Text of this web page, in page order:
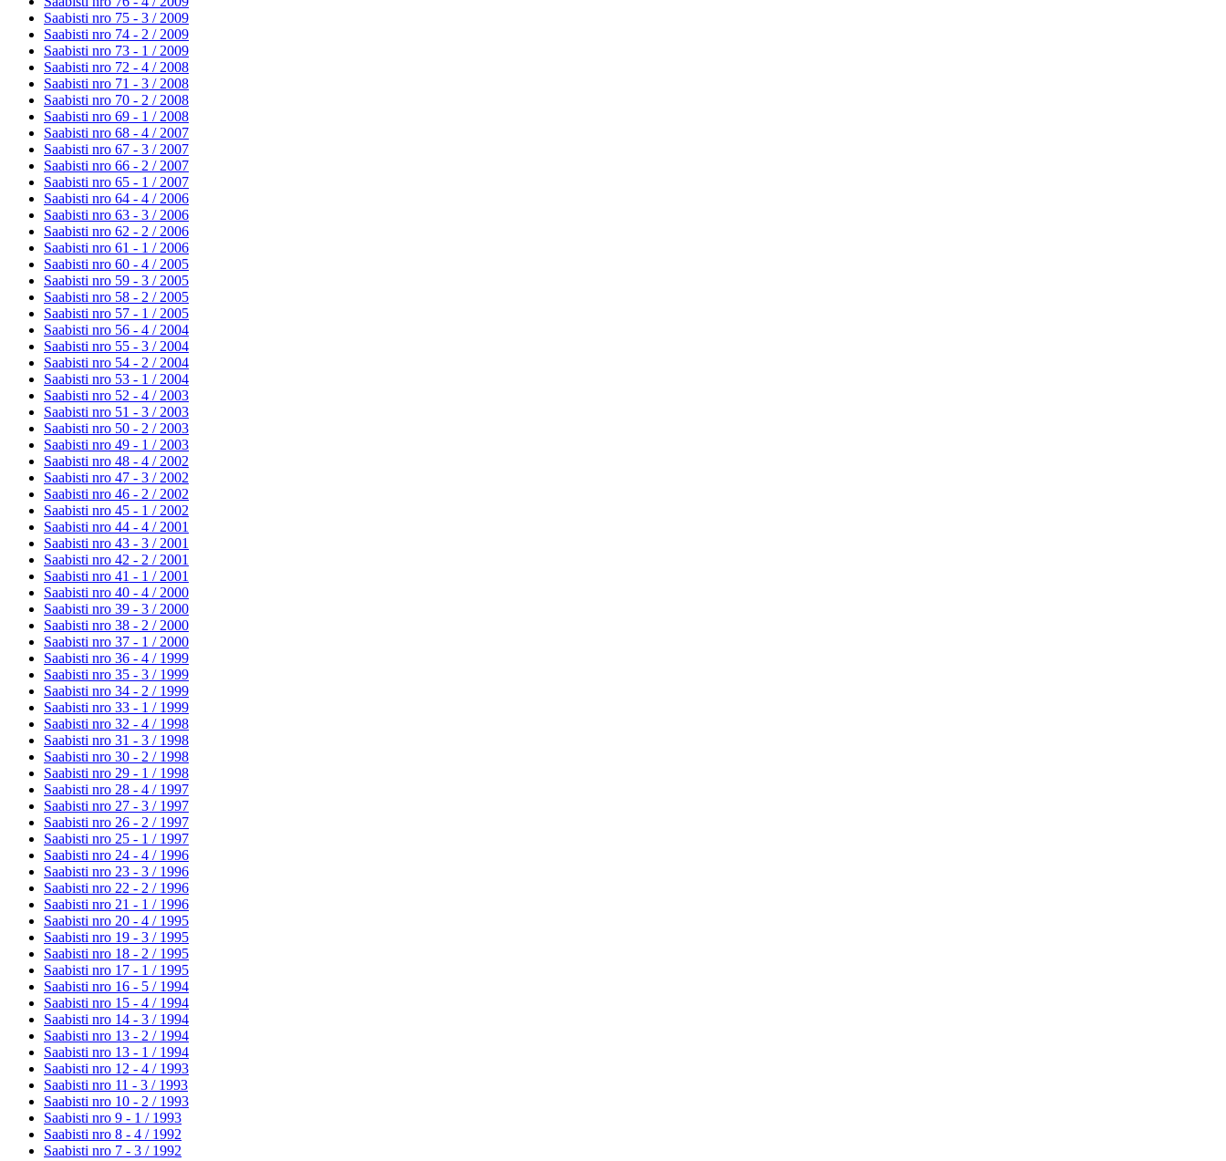
Saabisti nro 75 - 3 / 2009
Saabisti nro 74 - 2 / 2009
Saabisti nro 73 - 1 / 2009
Saabisti nro 72 - 4 / 2008
Saabisti nro 71 - 3 / 2008
Saabisti nro 70 - 2 / 2008
Saabisti nro 69 - 1 / 2008
Saabisti nro 68 - 4 / 2007
Saabisti nro 67 - 3 / 2007
Saabisti nro 66 - 2 / 2007
Saabisti nro 65 - 1 / 2007
Saabisti nro 64 - 4 / 2006
Saabisti nro 63 - 3 / 2006
Saabisti nro 62 - 2 / 2006
Saabisti nro 61 - 1 / 2006
Saabisti nro 60 - 4 / 2005
Saabisti nro 59 - 3 / 2005
Saabisti nro 58 - 2 / 2005
Saabisti nro 57 - 1 / 2005
Saabisti nro 56 - 4 / 2004
Saabisti nro 55 - 3 / 2004
Saabisti nro 54 - 2 / 2004
Saabisti nro 53 - 1 / 2004
Saabisti nro 52 - 4 / 2003
Saabisti nro 51 - 3 / 2003
Saabisti nro 50 - 2 / 2003
Saabisti nro 49 - 1 / 2003
Saabisti nro 48 - 4 / 2002
Saabisti nro 47 - 3 / 2002
Saabisti nro 46 - 2 / 2002
Saabisti nro 45 - 1 / 2002
Saabisti nro 44 - 4 / 2001
Saabisti nro 43 - 3 / 2001
Saabisti nro 42 - 2 / 2001
Saabisti nro 41 - 1 / 2001
Saabisti nro 40 - 4 / 2000
Saabisti nro 39 - 3 / 2000
Saabisti nro 38 - 2 / 2000
Saabisti nro 37 - 1 / 2000
Saabisti nro 36 - 4 / 1999
Saabisti nro 35 - 3 / 1999
Saabisti nro 34 - 2 / 1999
Saabisti nro 33 - 1 / 1999
Saabisti nro 32 - 4 / 1998
Saabisti nro 31 - 3 / 1998
Saabisti nro 30 - 2 / 1998
Saabisti nro 29 - 1 / 1998
Saabisti nro 28 - 4 / 1997
Saabisti nro 27 - 3 / 1997
Saabisti nro 26 - 2 / 1997
Saabisti nro 25 - 1 / 1997
Saabisti nro 24 - 4 / 1996
Saabisti nro 23 - 3 / 1996
Saabisti nro 22 - 2 / 1996
Saabisti nro 21 - 1 / 1996
Saabisti nro 20 - 4 / 1995
Saabisti nro 19 - 3 / 1995
Saabisti nro 18 - 2 / 1995
Saabisti nro 17 - 1 / 1995
Saabisti nro 16 - 5 / 1994
Saabisti nro 15 - 4 / 1994
Saabisti nro 14 - 3 / 1994
Saabisti nro 13 - 2 / 1994
Saabisti nro 13 - 1 / 1994
Saabisti nro 12 - 4 / 1993
Saabisti nro 11 - 3 / 1993
Saabisti nro 10 - 2 / 1993
Saabisti nro 9 - 1 / 1993
Saabisti nro 8 - 4 / 1992
Saabisti nro 7 - 3 / 1992